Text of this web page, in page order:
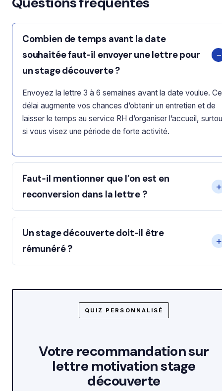
Combien de temps avant la date
souhaitée faut‑il envoyer une lettre pour
un stage découverte ?
Envoyez la lettre 3 à 6 semaines avant la date voulue. Ce
délai augmente vos chances d’obtenir un entretien et de
laisser le temps au service RH d’organiser l’accueil,
si vous visez une période de forte activité.
Faut‑il mentionner que l’on est en
reconversion dans la lettre ?
Un stage découverte doit‑il être
rémunéré ?
QUIZ PERSONNALISÉ
Votre recommandation sur
lettre motivation stage
découverte